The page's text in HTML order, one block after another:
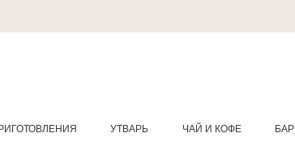
УТВАРЬ ЧАЙ И КОФЕ БАР